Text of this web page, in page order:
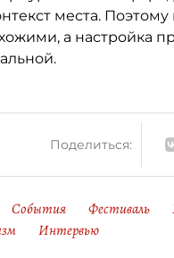
места.
а настройка
Поделиться:
События Фестиваль
Интервью